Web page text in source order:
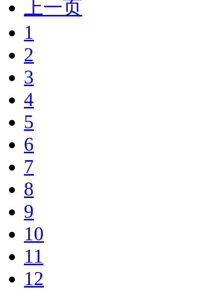
上一页
1
2
3
4
5
6
7
8
9
10
11
12